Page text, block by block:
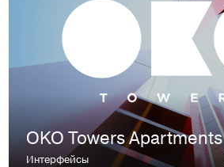
OKO Towers Apartments
Интерфейсы